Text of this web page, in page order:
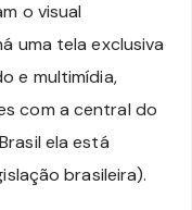
o visual
uma tela exclusiva
e multimídia,
com a central do
ela está
brasileira).